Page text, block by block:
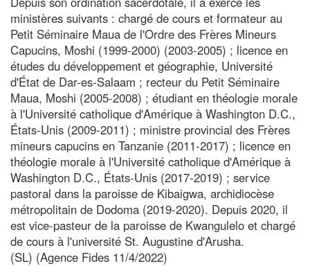
ministères suivants : chargé de cours et formateur au
Petit Séminaire Maua de l'Ordre des Frères Mineurs
Capucins, Moshi (1999-2000) (2003-2005) ; licence en
études du développement et géographie, Université
d'État de Dar-es-Salaam ; recteur du Petit Séminaire
Maua, Moshi (2005-2008) ; étudiant en théologie morale
à l'Université catholique d'Amérique à Washington D.C.,
États-Unis (2009-2011) ; ministre provincial des Frères
mineurs capucins en Tanzanie (2011-2017) ; licence en
théologie morale à l'Université catholique d'Amérique à
Washington D.C., États-Unis (2017-2019) ; service
pastoral dans la paroisse de Kibaigwa, archidiocèse
métropolitain de Dodoma (2019-2020). Depuis 2020, il
est vice-pasteur de la paroisse de Kwangulelo et chargé
de cours à l'université St. Augustine d'Arusha.
(SL) (Agence Fides 11/4/2022)